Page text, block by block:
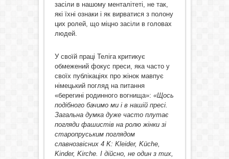
засіли в нашому менталітеті, не так,
які їхні ознаки і як вирватися з полону
цих ролей, що міцно засіли в головах
людей.
У своїй праці Теліга критикує
обмежений фокус преси, яка часто у
своїх публікаціях про жінок мавпує
німецький погляд на питання
«берегині родинного вогнища»: «Щось
подібного бачимо ми і в нашій пресі.
Загальна думка дуже часто плутає
погляди фашистів на ролю жінки зі
старопруським поглядом
славнозвісних 4 K: Kleider, Küche,
Kinder, Kirche. І дійсно, не один з тих,